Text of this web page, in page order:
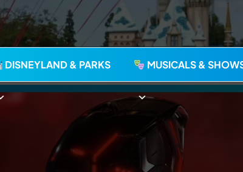
seit 2006
DISNEYLAND & PARKS MUSICALS &